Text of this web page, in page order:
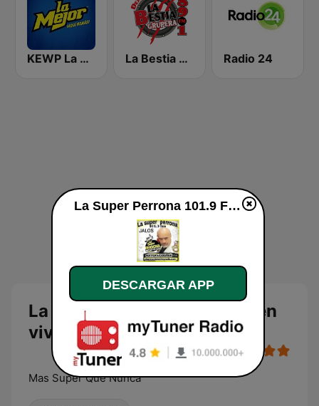
KEWP La Mejor 103.5 La Bestia Grupera 89.1 FM Radio 24
La Super Perrona 101.9 FM en
vivo
Mas Super Que Nunca
La Super Perrona 101.9 FM en vivo
DESCARGAR APP